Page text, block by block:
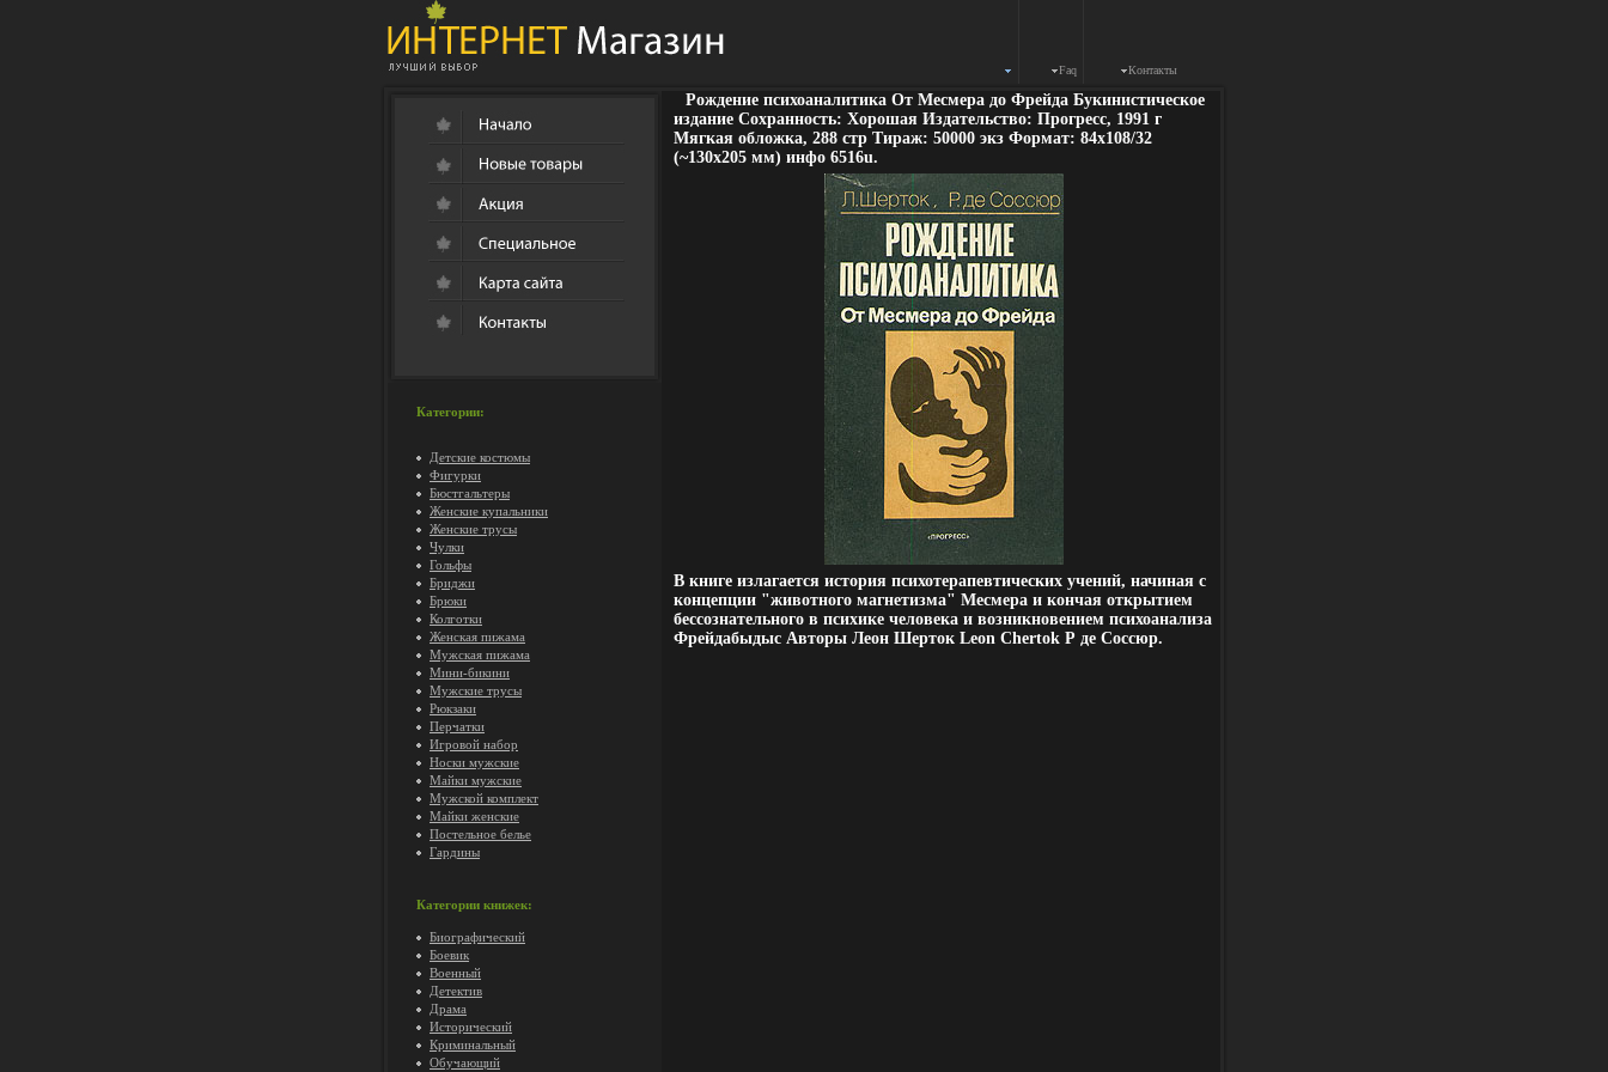
Faq Контакты
Категории:
Детские костюмы
Фигурки
Бюстгальтеры
Женские купальники
Женские трусы
Чулки
Гольфы
Бриджи
Брюки
Колготки
Женская пижама
Мужская пижама
Мини-бикини
Мужские трусы
Рюкзаки
Перчатки
Игровой набор
Носки мужские
Майки мужские
Мужской комплект
Майки женские
Постельное белье
Гардины
Категории книжек:
Биографический
Боевик
Военный
Детектив
Драма
Исторический
Криминальный
Обучающий
Рождение психоаналитика От Месмера до Фрейда Букинистическое
издание Сохранность: Хорошая Издательство: Прогресс, 1991 г
Мягкая обложка, 288 стр Тираж: 50000 экз Формат: 84x108/32
(~130х205 мм) инфо 6516u.
В книге излагается история психотерапевтических учений, начиная с
концепции "животного магнетизма" Месмера и кончая открытием
бессознательного в психике человека и возникновением психоанализа
Фрейдабыдыс Авторы Леон Шерток Leon Chertok Р де Соссюр.